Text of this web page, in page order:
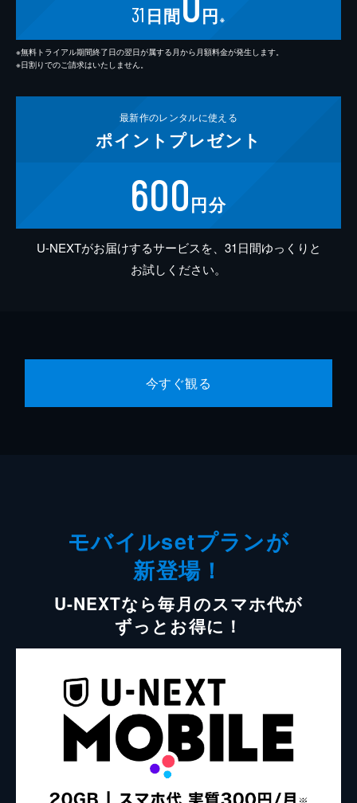
31 日間 円 ※
※無料トライアル期間終了日の翌日が属する月から月額料金が発生します。
※日割りでのご請求はいたしません。
最新作のレンタルに使える
ポイント プレゼント
600円分
U-NEXTがお届けするサービスを、31日間ゆっくりと
お試しください。
今すぐ観る
モバイルsetプランが
新登場！
U-NEXTなら毎月のスマホ代が
ずっとお得に！